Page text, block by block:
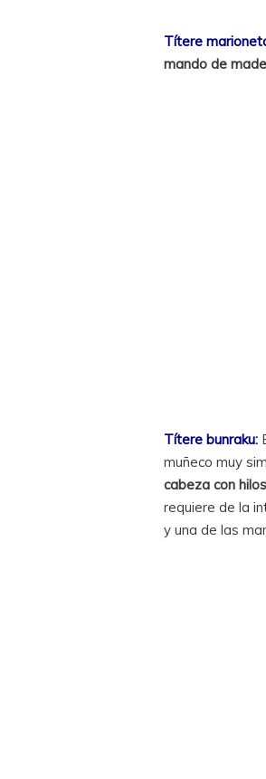
Títere
mando de
Títere bunraku:
muñeco muy
cabeza con
requiere de la
y una de las